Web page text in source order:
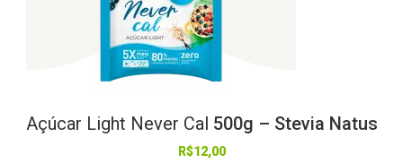
Açúcar Light Never Cal 500g – Stevia Natus
R$12,00